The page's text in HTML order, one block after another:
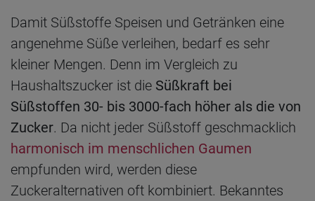
Damit Süßstoffe Speisen und Getränken eine
angenehme Süße verleihen, bedarf es sehr
kleiner Mengen. Denn im Vergleich zu
Haushaltszucker ist die Süßkraft bei
Süßstoffen 30- bis 3000-fach höher als die von
Zucker. Da nicht jeder Süßstoff geschmacklich
harmonisch im menschlichen Gaumen
empfunden wird, werden diese
Zuckeralternativen oft kombiniert. Bekanntes